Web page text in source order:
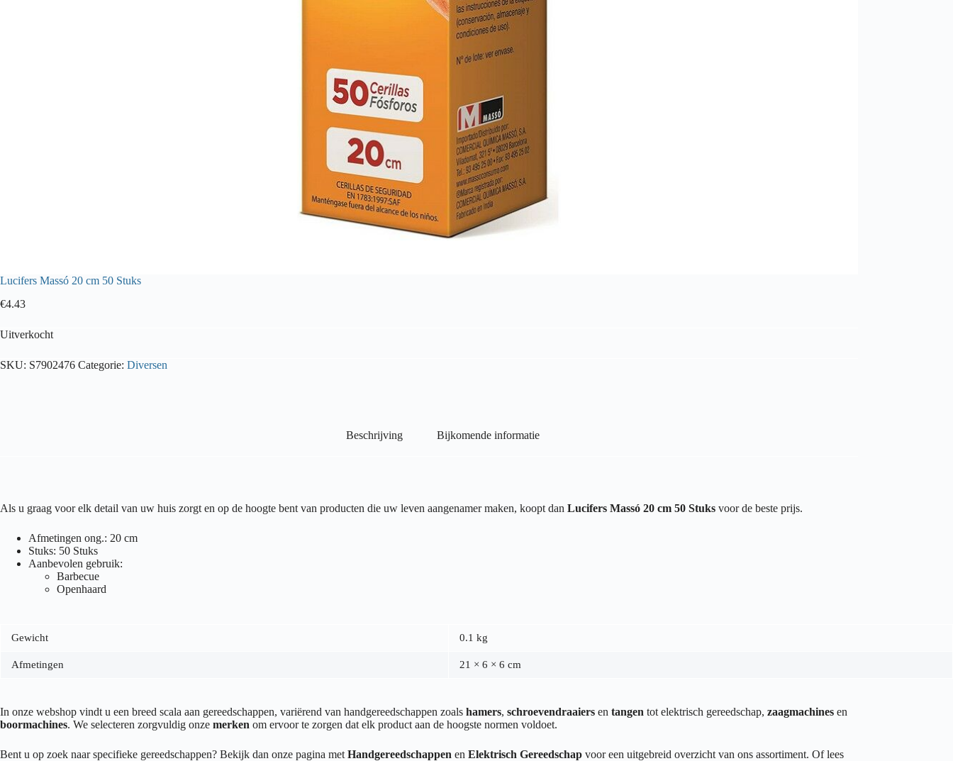
Lucifers Massó 20 cm 50 Stuks
€4.43
Uitverkocht
SKU: S7902476 Categorie: Diversen
Beschrijving Bijkomende informatie
Als u graag voor elk detail van uw huis zorgt en op de hoogte bent van producten die uw leven aangenamer maken, koopt dan Lucifers Massó 20 cm 50 Stuks voor de beste prijs.
Afmetingen ong.: 20 cm
Stuks: 50 Stuks
Aanbevolen gebruik:
Barbecue
Openhaard
Gewicht 0.1 kg
Afmetingen 21 × 6 × 6 cm
In onze webshop vindt u een breed scala aan gereedschappen, variërend van handgereedschappen zoals hamers, schroevendraaiers en tangen tot elektrisch gereedschap, zaagmachines en
boormachines. We selecteren zorgvuldig onze merken om ervoor te zorgen dat elk product aan de hoogste normen voldoet.
Bent u op zoek naar specifieke gereedschappen? Bekijk dan onze pagina met Handgereedschappen en Elektrisch Gereedschap voor een uitgebreid overzicht van ons assortiment. Of lees